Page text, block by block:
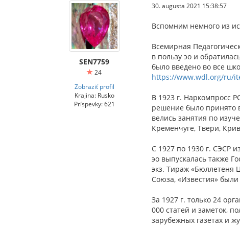
SEN7759
24
Zobraziť profil
Krajina: Rusko
Príspevky: 621
30. augusta 2021 15:38:57
Вспомним немного из
Всемирная
в пользу эо и
было введено во все
https://www.wdl.org/ru/
В 1923 г. Наркомпросс
решение было принято
велись занятия по
Кременчуге, Твери,
С 1927 по 1930 г. СЭСР
эо выпускалась также
экз. Тираж «Бюллетеня
Союза, «Известия»
За 1927 г. только 24
000 статей и заметок,
зарубежных газетах и